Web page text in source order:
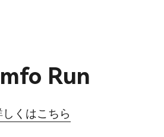
Run
しくはこちら